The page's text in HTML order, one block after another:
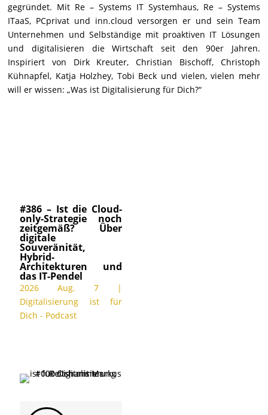
gegründet. Mit Re – Systems IT Systemhaus, Re – Systems
ITaaS, PCprivat und inn.cloud versorgen er und sein Team
Unternehmen und Selbständige mit proaktiven IT Lösungen
und digitalisieren die Wirtschaft seit den 90er Jahren.
Inspiriert von Dirk Kreuter, Christian Bischoff, Christoph
Kühnapfel, Katja Holzhey, Tobi Beck und vielen, vielen mehr
will er wissen: „Was ist Digitalisierung für Dich?“
#386 – Ist die Cloud-
only-Strategie noch
zeitgemäß? Über
digitale
Souveränität,
Hybrid-
Architekturen und
das IT-Pendel
2026 Aug. 7 |
Digitalisierung ist für
Dich - Podcast